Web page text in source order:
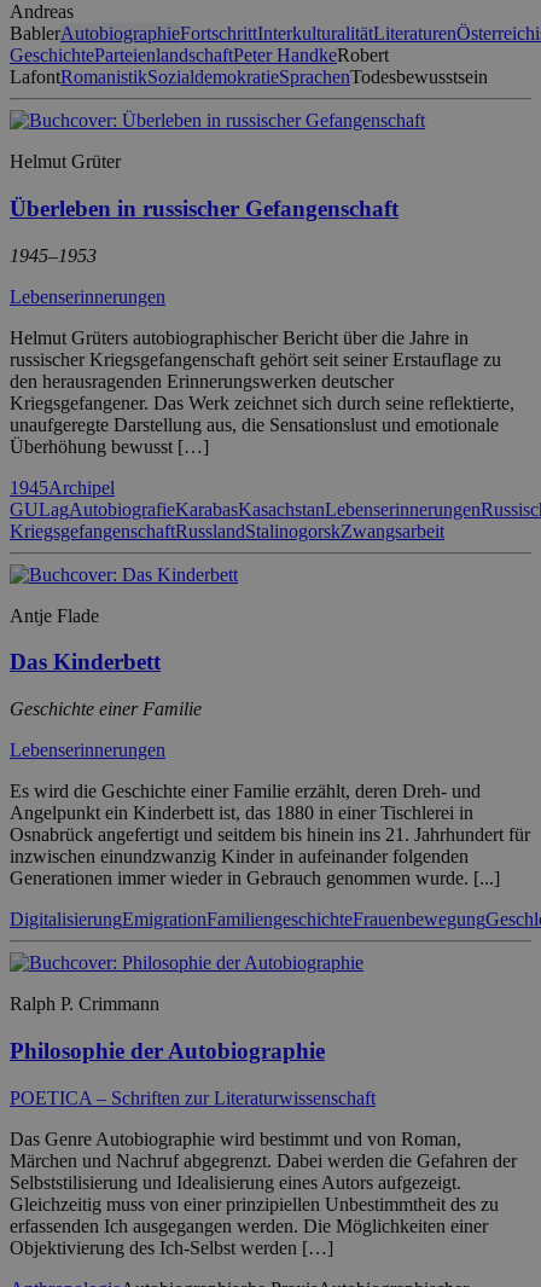
Andreas
BablerAutobiographieFortschrittInterkulturalitätLiteraturen
GeschichteParteienlandschaftPeter HandkeRobert
LafontRomanistikSozialdemokratieSprachenTodesbewusstsein
Helmut Grüter
Überleben in russischer Gefangenschaft
1945–1953
Lebenserinnerungen
Helmut Grüters autobiographischer Bericht über die Jahre in
russischer Kriegsgefangenschaft gehört seit seiner Erstauflage zu
den herausragenden Erinnerungswerken deutscher
Kriegsgefangener. Das Werk zeichnet sich durch seine reflektierte,
unaufgeregte Darstellung aus, die Sensationslust und emotionale
Überhöhung bewusst […]
1945Archipel
GULagAutobiografieKarabasKasachstanLebenserinnerungen
KriegsgefangenschaftRusslandStalinogorskZwangsarbeit
Antje Flade
Das Kinderbett
Geschichte einer Familie
Lebenserinnerungen
Es wird die Geschichte einer Familie erzählt, deren Dreh- und
Angelpunkt ein Kinderbett ist, das 1880 in einer Tischlerei in
Osnabrück angefertigt und seitdem bis hinein ins 21. Jahrhundert für
inzwischen einundzwanzig Kinder in aufeinander folgenden
Generationen immer wieder in Gebrauch genommen wurde. [...]
DigitalisierungEmigrationFamiliengeschichteFrauenbewegung
Ralph P. Crimmann
Philosophie der Autobiographie
POETICA – Schriften zur Literaturwissenschaft
Das Genre Autobiographie wird bestimmt und von Roman,
Märchen und Nachruf abgegrenzt. Dabei werden die Gefahren der
Selbststilisierung und Idealisierung eines Autors aufgezeigt.
Gleichzeitig muss von einer prinzipiellen Unbestimmtheit des zu
erfassenden Ich ausgegangen werden. Die Möglichkeiten einer
Objektivierung des Ich-Selbst werden […]